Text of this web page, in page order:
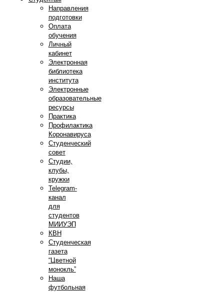
Направления
подготовки
Оплата
обучения
Личный
кабинет
Электронная
библиотека
института
Электронные
образовательные
ресурсы
Практика
Профилактика
Коронавируса
Студенческий
совет
Студии,
клубы,
кружки
Telegram-
канал
для
студентов
МИИУЭП
КВН
Студенческая
газета
“Цветной
монокль”
Наша
футбольная